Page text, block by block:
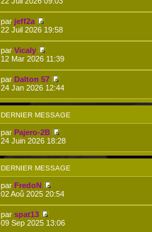
parjeff2a
22 Juil 2026 19:58
parVicaly
12 Mar 2026 11:39
parDalton 57
24 Jan 2026 12:44
DERNIER MESSAGE
parPajero-2B
24 Juin 2026 18:28
DERNIER MESSAGE
parFredoN
02 Aoû 2025 20:54
parspat13
09 Sep 2025 13:06